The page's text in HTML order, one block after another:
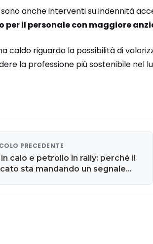
anche interventi su indennità
il personale con maggiore
caldo riguarda la possibilità di
la professione più sostenibile nel
PRECEDENTE
calo e petrolio in rally: perché il
sta mandando un segnale